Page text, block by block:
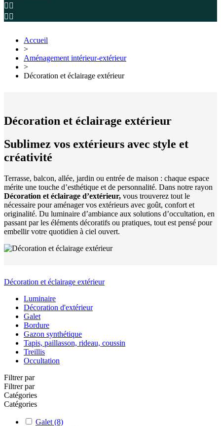
Accueil
>
Aménagement intérieur-extérieur
>
Décoration et éclairage extérieur
Décoration et éclairage extérieur
Sublimez vos extérieurs avec style et
créativité
Terrasse, balcon, allée, jardin ou entrée de maison : chaque espace
mérite une touche d’esthétique et de personnalité. Dans notre rayon
Décoration et éclairage d’extérieur, vous trouverez tout le
nécessaire pour aménager vos extérieurs avec goût, confort et
originalité. Du luminaire d’ambiance aux solutions d’occultation, en
passant par les éléments décoratifs ou pratiques, tout est pensé pour
embellir votre quotidien à ciel ouvert.
Décoration et éclairage extérieur
Luminaire
Décoration d'extérieur
Galet
Bordure
Gazon synthétique
Tapis, paillasson, rideau, coussin
Treillis
Occultation
Filtrer par
Filtrer par
Catégories
Catégories
Galet (8)